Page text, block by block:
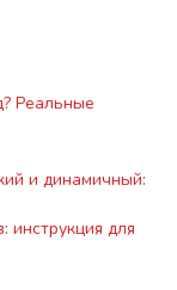
Реальные
и динамичный:
инструкция для